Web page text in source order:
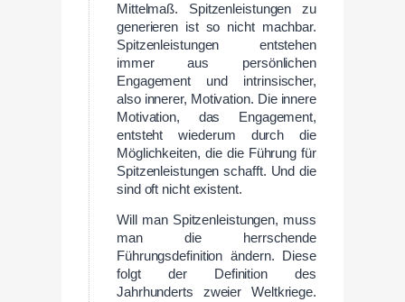
Mittelmaß. Spitzenleistungen zu
generieren ist so nicht machbar.
Spitzenleistungen entstehen
immer aus persönlichen
Engagement und intrinsischer,
also innerer, Motivation. Die innere
Motivation, das Engagement,
entsteht wiederum durch die
Möglichkeiten, die die Führung für
Spitzenleistungen schafft. Und die
sind oft nicht existent.
Will man Spitzenleistungen, muss
man die herrschende
Führungsdefinition ändern. Diese
folgt der Definition des
Jahrhunderts zweier Weltkriege.